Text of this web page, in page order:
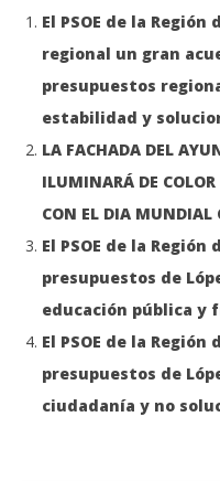
El PSOE de la
regional un gran
presupuestos
estabilidad y
LA FACHADA DEL
ILUMINARÁ DE
CON EL DIA MUNDIAL
El PSOE de la
presupuestos de
educación pública
El PSOE de la
presupuestos de
ciudadanía y no